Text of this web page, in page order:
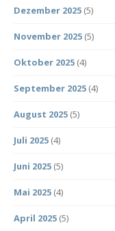
Dezember 2025 (5)
November 2025 (5)
Oktober 2025 (4)
September 2025 (4)
August 2025 (5)
Juli 2025 (4)
Juni 2025 (5)
Mai 2025 (4)
April 2025 (5)